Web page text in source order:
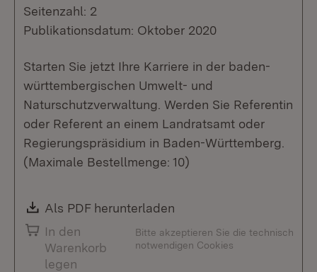
Seitenzahl: 2
Publikationsdatum: Oktober 2020
Starten Sie jetzt Ihre Karriere in der baden-
württembergischen Umwelt- und
Naturschutzverwaltung. Werden Sie Referentin
oder Referent an einem Landratsamt oder
Regierungspräsidium in Baden-Württemberg.
(Maximale Bestellmenge: 10)
Download:
Als PDF herunterladen
In den
Warenkorb
legen
Bitte akzeptieren Sie die technisch
notwendigen Cookies